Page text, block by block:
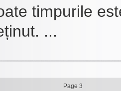
timpurile
...
Page 3